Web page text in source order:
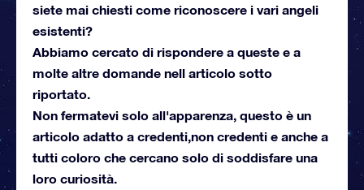
siete mai chiesti come riconoscere i vari angeli
esistenti?
Abbiamo cercato di rispondere a queste e a
molte altre domande nell articolo sotto
riportato.
Non fermatevi solo all'apparenza, questo è un
articolo adatto a credenti,non credenti e anche a
tutti coloro che cercano solo di soddisfare una
loro curiosità.